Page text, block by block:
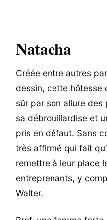
Natacha
Créée entre autres
dessin, cette hôtesse
sûr par son allure des
sa débrouillardise et
pris en défaut. Sans
très affirmé qui fait
remettre à leur place
entreprenants, y
Walter.